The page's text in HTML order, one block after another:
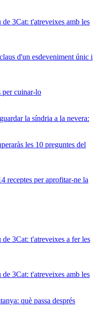
3Cat: t'atreveixes amb les
d'un esdeveniment únic i
per cuinar-lo
la síndria a la nevera:
les 10 preguntes del
receptes per aprofitar-ne la
3Cat: t'atreveixes a fer les
3Cat: t'atreveixes amb les
què passa després